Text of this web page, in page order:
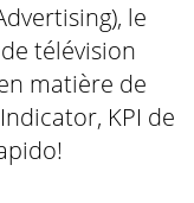
le
télévision
matière de
, KPI de